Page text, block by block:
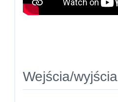
Wejścia/wyjścia